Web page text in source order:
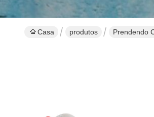
Casa produtos Prendendo